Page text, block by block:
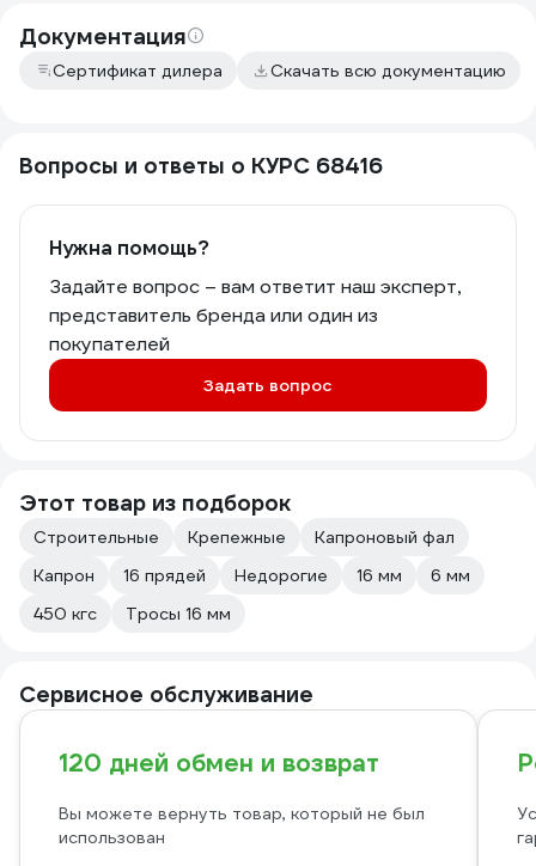
Документация
Сертификат дилера Скачать всю документацию
Вопросы и ответы о КУРС 68416
Нужна помощь?
Задайте вопрос – вам ответит наш эксперт,
представитель бренда или один из
покупателей
Задать вопрос
Этот товар из подборок
Строительные Крепежные
Капроновый фал
Капрон
16 прядей Недорогие 16 мм
6 мм
450 кгс
Тросы 16 мм
Сервисное обслуживание
120 дней обмен и возврат
Вы можете вернуть товар, который не был
использован